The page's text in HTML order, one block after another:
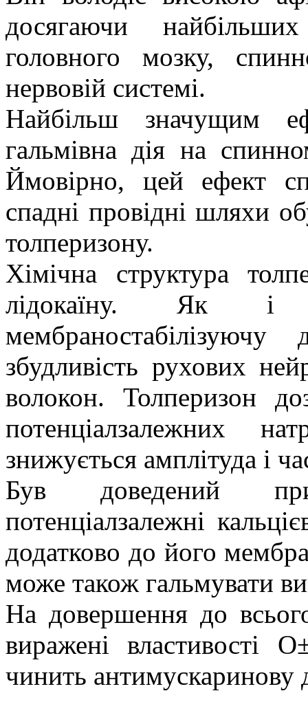
досягаючи
головного мозку,
нервовій системі.
Найбільш значущим
гальмівна дія на
Ймовірно, цей ефект
спадні провідні шляхи
толперизону.
Хімічна структура
лідокаїну. Як і
мембраностабілізуючу
збудливість рухових
волокон. Толперизон
потенціалзалежних
знижується амплітуда і
Був доведений
потенціалзалежні
додатково до його
може також гальмувати
На довершення до
виражені властивості
чинить антимускаринову